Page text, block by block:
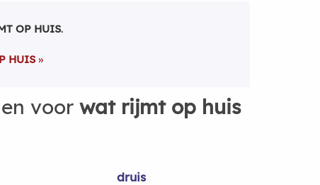
OP HUIS.
HUIS
voor wat rijmt op huis
druis